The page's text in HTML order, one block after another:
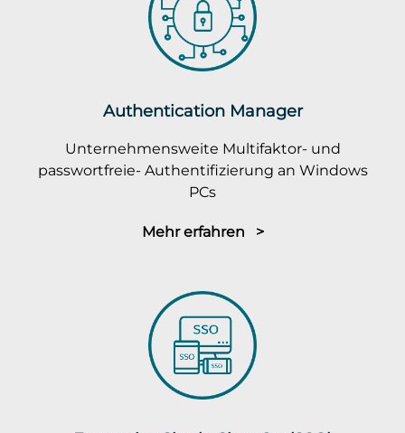
Authentication Manager
Unternehmensweite Multifaktor- und
passwortfreie- Authentifizierung an Windows
PCs
Mehr erfahren >